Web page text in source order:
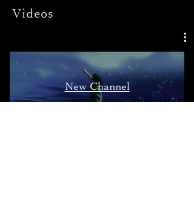
Videos
New Channel